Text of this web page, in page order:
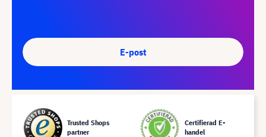
E-post
Trusted Shops
partner
Certifierad E-
handel